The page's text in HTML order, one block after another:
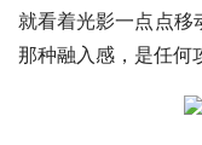
就看着光影一点点移
那种融入感，是任何